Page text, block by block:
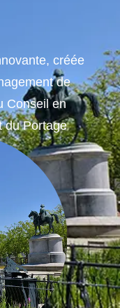
créée
de
Conseil en
du Portage